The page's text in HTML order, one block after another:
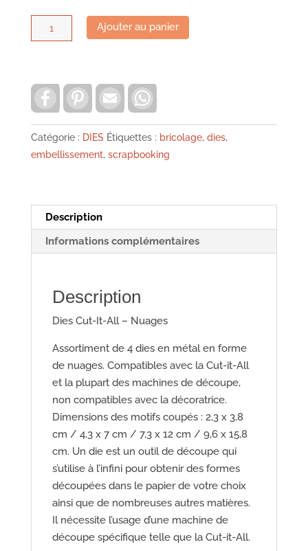
de
&
tissus
nuages
toga
Ajouter au panier
c
e
b
o
o
n
t
e
e
a
i
l
a
t
s
p
Catégorie : DIES Étiquettes : bricolage, dies,
embellissement, scrapbooking
Description
Informations complémentaires
Description
Dies Cut-It-All – Nuages
Assortiment de 4 dies en métal en forme
de nuages. Compatibles avec la Cut-it-All
et la plupart des machines de découpe,
non compatibles avec la décoratrice.
Dimensions des motifs coupés : 2,3 x 3,8
cm / 4,3 x 7 cm / 7,3 x 12 cm / 9,6 x 15,8
cm. Un die est un outil de découpe qui
s’utilise à l’infini pour obtenir des formes
découpées dans le papier de votre choix
ainsi que de nombreuses autres matières.
Il nécessite l’usage d’une machine de
découpe spécifique telle que la Cut-it-All.